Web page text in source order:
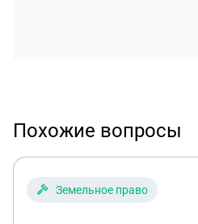
Похожие вопросы
Земельное право